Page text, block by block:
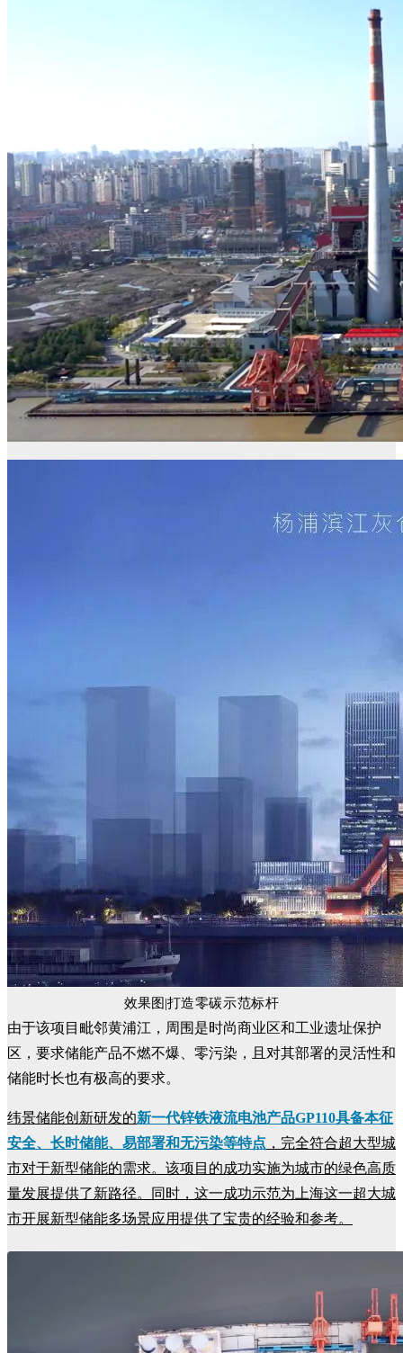
效果图|打造零碳示范标杆
由于该项目毗邻黄浦江，周围是时尚商业区和工业遗址保护
区，要求储能产品不燃不爆、零污染，且对其部署的灵活性和
储能时长也有极高的要求。
纬景储能创新研发的新一代锌铁液流电池产品GP110具备本征
安全、长时储能、易部署和无污染等特点 ，完全符合超大型城
市对于新型储能的需求。该项目的成功实施为城市的绿色高质
量发展提供了新路径。同时，这一成功示范为上海这一超大城
市开展新型储能多场景应用提供了宝贵的经验和参考。